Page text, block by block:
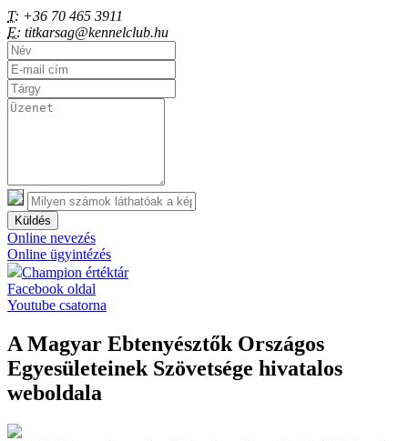
T: +36 70 465 3911
E: titkarsag@kennelclub.hu
Küldés
Online nevezés
Online ügyintézés
Champion értéktár
Facebook oldal
Youtube csatorna
A Magyar Ebtenyésztők Országos
Egyesületeinek Szövetsége hivatalos
weboldala